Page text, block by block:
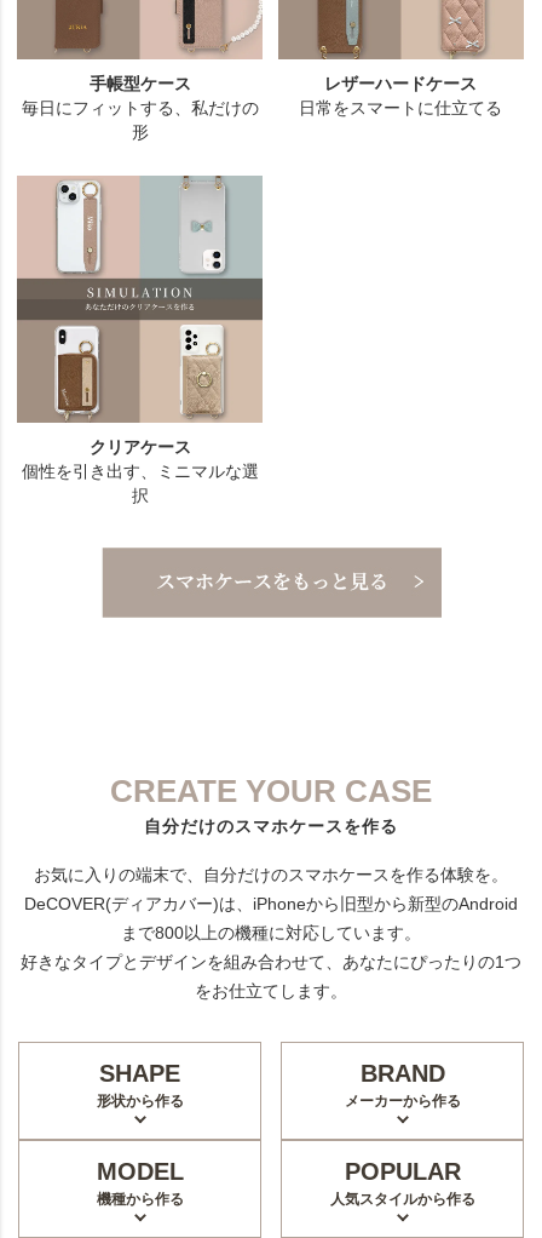
CREATE YOUR CASE
自分だけのスマホケースを作る
お気に入りの端末で、自分だけのスマホケースを作る体験を。
DeCOVER(ディアカバー)は、iPhoneから旧型から新型のAndroid
まで800以上の機種に対応しています。
好きなタイプとデザインを組み合わせて、あなたにぴったりの1つ
をお仕立てします。
SHAPE
形状から作る
BRAND
メーカーから作る
MODEL
機種から作る
POPULAR
人気スタイルから作る